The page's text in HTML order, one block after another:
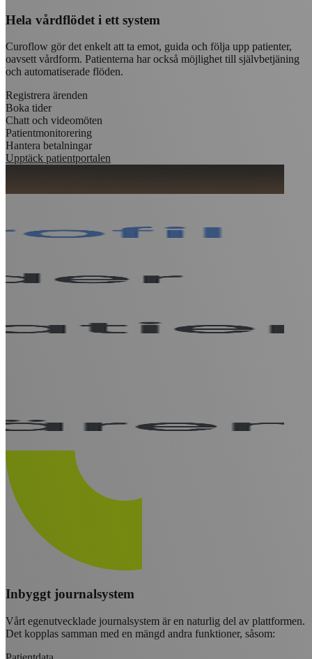
Hela vårdflödet i ett system
Curoflow gör det enkelt att ta emot, guida och följa upp patienter,
oavsett vårdform. Patienterna har också möjlighet till självbetjäning
och automatiserade flöden.
Registrera ärenden
Boka tider
Chatt och videomöten
Patientmonitorering
Hantera betalningar
Upptäck patientportalen
Inbyggt journalsystem
Vårt egenutvecklade journalsystem är en naturlig del av plattformen.
Det kopplas samman med en mängd andra funktioner, såsom: